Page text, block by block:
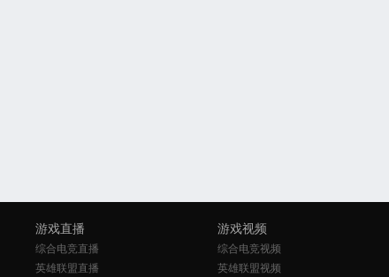
游戏直播
综合电竞直播
英雄联盟直播
游戏视频
综合电竞视频
英雄联盟视频